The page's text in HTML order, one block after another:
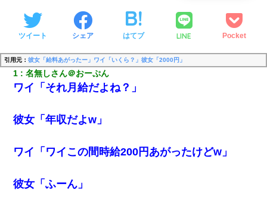
ツイート シェア はてブ LINE Pocket
引用元： 彼女「給料あがったー」ワイ「いくら？」彼女「2000円」
1 名無しさん＠おーぷん
ワイ「それ月給だよね？」
彼女「年収だよw」
ワイ「ワイこの間時給200円あがったけどw」
彼女「ふーん」